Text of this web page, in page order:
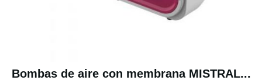
Bombas de aire con membrana MISTRAL...